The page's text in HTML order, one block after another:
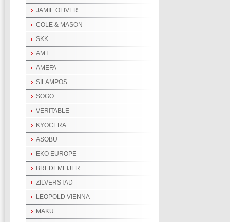
JAMIE OLIVER
COLE & MASON
SKK
AMT
AMEFA
SILAMPOS
SOGO
VERITABLE
KYOCERA
ASOBU
EKO EUROPE
BREDEMEIJER
ZILVERSTAD
LEOPOLD VIENNA
MAKU